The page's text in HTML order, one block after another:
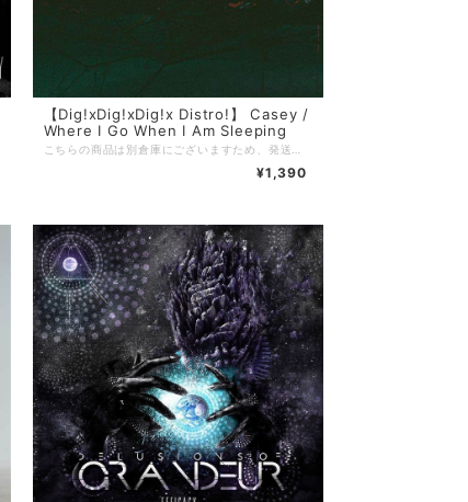
【Dig!xDig!xDig!x Distro!】 Casey /
Where I Go When I Am Sleeping
¥1,390